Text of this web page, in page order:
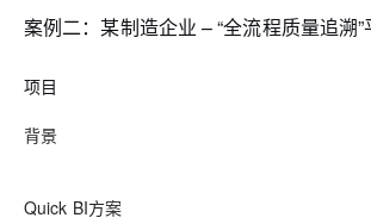
案例二：某制造企业 – “全流程质量追溯”
项目
背景
Quick BI方案